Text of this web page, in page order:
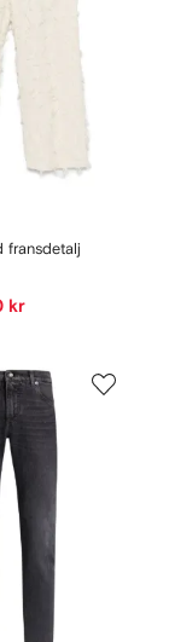
fransdetalj
kr